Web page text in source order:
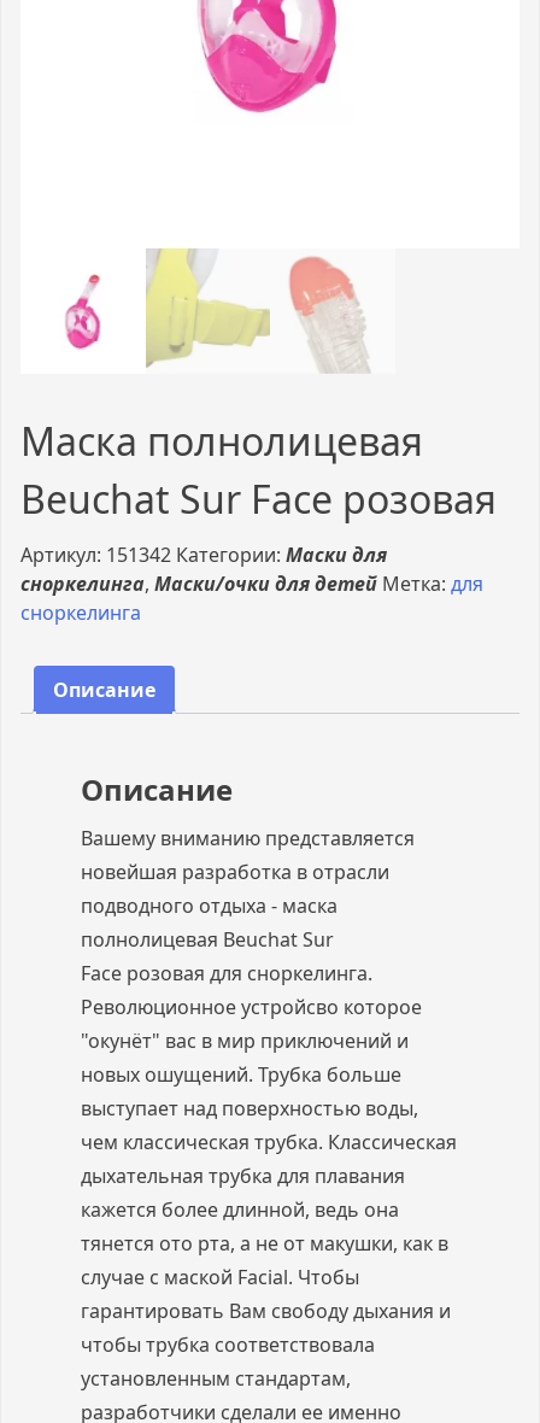
Маска полнолицевая
Beuchat Sur Face розовая
Артикул: 151342 Категории: Маски для
сноркелинга, Маски/очки для детей Метка: для
сноркелинга
Описание
Описание
Вашему вниманию представляется
новейшая разработка в отрасли
подводного отдыха - маска
полнолицевая Beuchat Sur
Face розовая для сноркелинга.
Революционное устройсво которое
"окунёт" вас в мир приключений и
новых ошущений. Трубка больше
выступает над поверхностью воды,
чем классическая трубка. Классическая
дыхательная трубка для плавания
кажется более длинной, ведь она
тянется ото рта, а не от макушки, как в
случае с маской Facial. Чтобы
гарантировать Вам свободу дыхания и
чтобы трубка соответствовала
установленным стандартам,
разработчики сделали ее именно